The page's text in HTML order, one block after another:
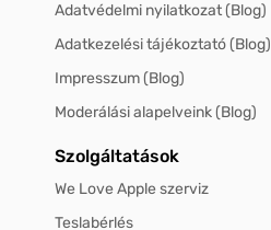
Adatvédelmi nyilatkozat (Blog)
Adatkezelési tájékoztató (Blog)
Impresszum (Blog)
Moderálási alapelveink (Blog)
Szolgáltatások
We Love Apple szerviz
Teslabérlés